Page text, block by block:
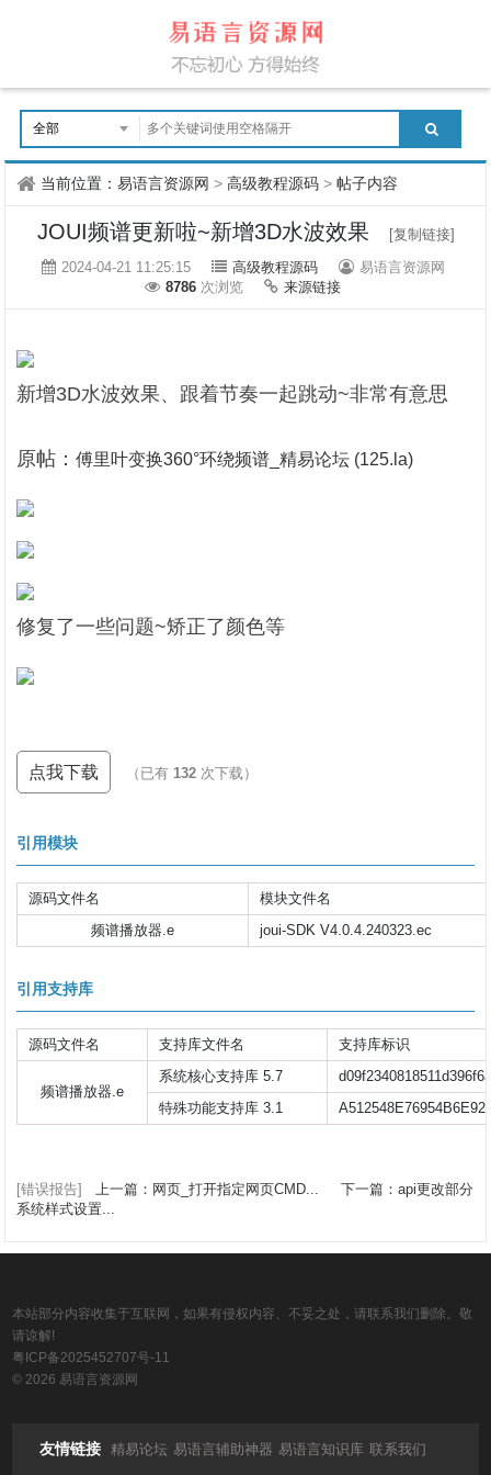
当前位置：易语言资源网 >高级教程源码 >帖子内容
JOUI频谱更新啦~新增3D水波效果
[复制链接]
2024-04-21 11:25:15
高级教程源码
易语言资源网
8786 次浏览 来源链接
新增3D水波效果、跟着节奏一起跳动~非常有意思
原帖：傅里叶变换360°环绕频谱_精易论坛 (125.la)
修复了一些问题~矫正了颜色等
点我下载 （已有132 次下载）
引用模块
源码文件名
模块文件名
频谱播放器.e
joui-SDK V4.0.4.240323.ec
引用支持库
源码文件名 支持库文件名 支持库标识
频谱播放器.e
系统核心支持库 5.7
特殊功能支持库 3.1
[错误报告] 上一篇：网页_打开指定网页CMD...
下一篇：api更改部分
系统样式设置...
本站部分内容收集于互联网，如果有侵权内容、不妥之处，请联系我们删除。敬
请谅解!
粤ICP备2025452707号-11
© 2026 易语言资源网
友情链接 精易论坛 易语言辅助神器 易语言知识库 联系我们